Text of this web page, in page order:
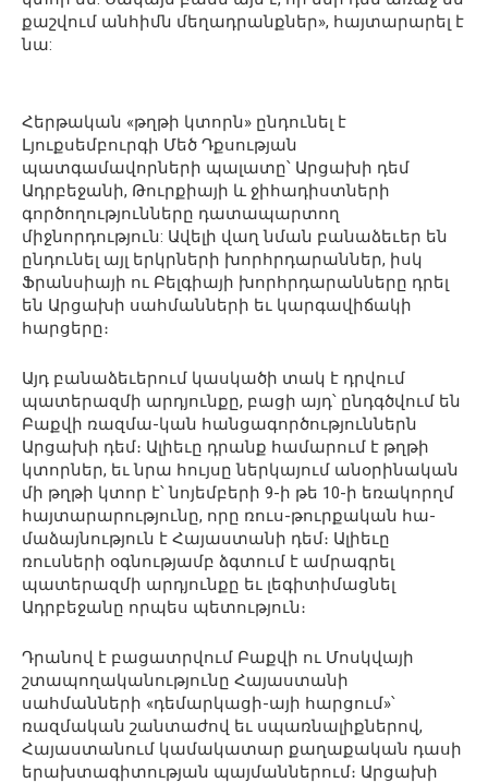
քաշվում անհիմն մեղադրանքներ», հայտարարել է
նա:
Հերթական «թղթի կտորն» ընդունել է
Լյուքսեմբուրգի Մեծ Դքսության
պատգամավորների պալատը՝ Արցախի դեմ
Ադրբեջանի, Թուրքիայի և ջիհադիստների
գործողությունները դատապարտող
միջնորդություն: Ավելի վաղ նման բանաձեւեր են
ընդունել այլ երկրների խորհրդարաններ, իսկ
Ֆրանսիայի ու Բելգիայի խորհրդարանները դրել
են Արցախի սահմանների եւ կարգավիճակի
հարցերը։
Այդ բանաձեւերում կասկածի տակ է դրվում
պատերազմի արդյունքը, բացի այդ՝ ընդգծվում են
Բաքվի ռազմա-կան հանցագործություններն
Արցախի դեմ։ Ալիեւը դրանք համարում է թղթի
կտորներ, եւ նրա հույսը ներկայում անօրինական
մի թղթի կտոր է՝ նոյեմբերի 9-ի թե 10-ի եռակորղմ
հայտարարությունը, որը ռուս-թուրքական հա-
մաձայնություն է Հայաստանի դեմ։ Ալիեւը
ռուսների օգնությամբ ձգտում է ամրագրել
պատերազմի արդյունքը եւ լեգիտիմացնել
Ադրբեջանը որպես պետություն։
Դրանով է բացատրվում Բաքվի ու Մոսկվայի
շտապողականությունը Հայաստանի
սահմանների «դեմարկացի-այի հարցում»՝
ռազմական շանտաժով եւ սպառնալիքներով,
Հայաստանում կամակատար քաղաքական դասի
երախտագիտության պայմաններում։ Արցախի